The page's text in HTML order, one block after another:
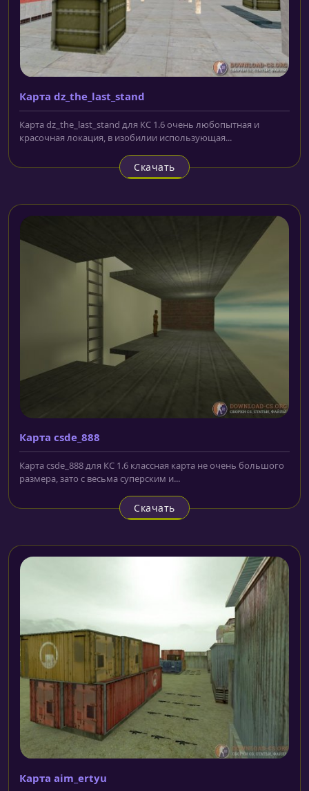
Карта dz_the_last_stand
Карта dz_the_last_stand для КС 1.6 очень любопытная и
красочная локация, в изобилии использующая...
Скачать
Карта csde_888
Карта csde_888 для КС 1.6 классная карта не очень большого
размера, зато с весьма суперским и...
Скачать
Карта aim_ertyu